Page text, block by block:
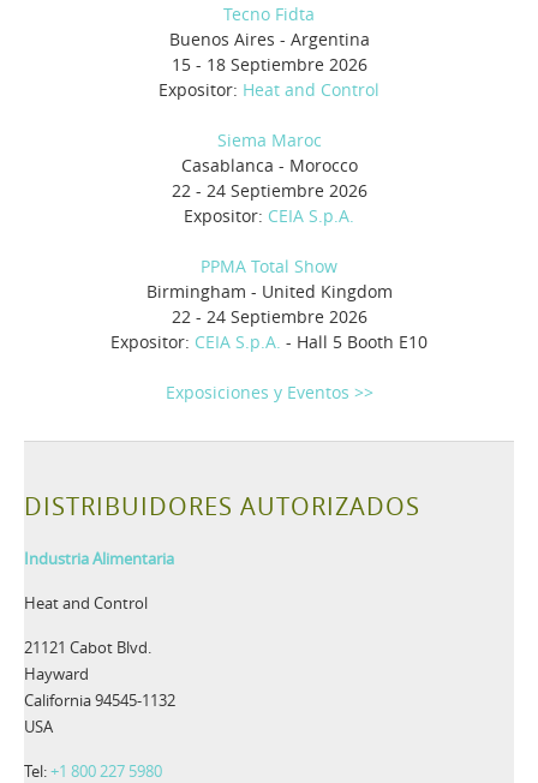
Tecno Fidta
Buenos Aires - Argentina
15 - 18 Septiembre 2026
Expositor: Heat and Control
Siema Maroc
Casablanca - Morocco
22 - 24 Septiembre 2026
Expositor: CEIA S.p.A.
PPMA Total Show
Birmingham - United Kingdom
22 - 24 Septiembre 2026
Expositor: CEIA S.p.A. - Hall 5 Booth E10
Exposiciones y Eventos >>
DISTRIBUIDORES AUTORIZADOS
Industria Alimentaria
Heat and Control
21121 Cabot Blvd.
Hayward
California 94545-1132
USA
Tel:+1 800 227 5980